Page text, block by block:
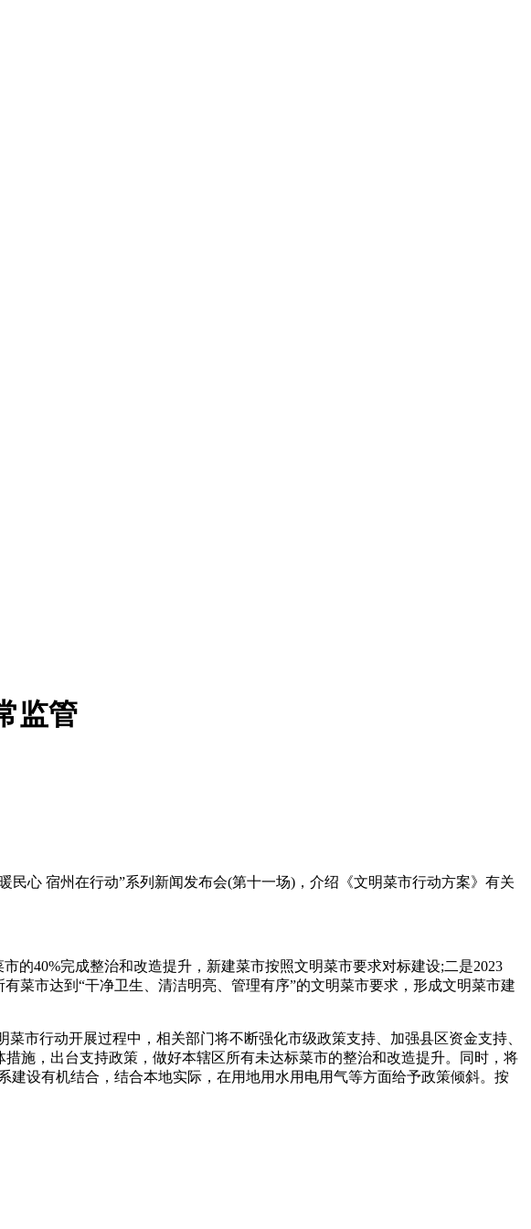
监管
心 宿州在行动”系列新闻发布会(第十一场)，介绍《文明菜市行动方案》有关
的40%完成整治和改造提升，新建菜市按照文明菜市要求对标建设;二是2023
菜市达到“干净卫生、清洁明亮、管理有序”的文明菜市要求，形成文明菜市建
市行动开展过程中，相关部门将不断强化市级政策支持、加强县区资金支持、
施，出台支持政策，做好本辖区所有未达标菜市的整治和改造提升。同时，将
设有机结合，结合本地实际，在用地用水用电用气等方面给予政策倾斜。按